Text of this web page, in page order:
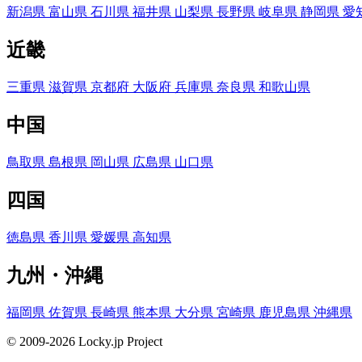
新潟県 富山県 石川県 福井県 山梨県 長野県 岐阜県 静岡県 愛
近畿
三重県 滋賀県 京都府 大阪府 兵庫県 奈良県 和歌山県
中国
鳥取県 島根県 岡山県 広島県 山口県
四国
徳島県 香川県 愛媛県 高知県
九州・沖縄
福岡県 佐賀県 長崎県 熊本県 大分県 宮崎県 鹿児島県 沖縄県
© 2009-2026 Locky.jp Project